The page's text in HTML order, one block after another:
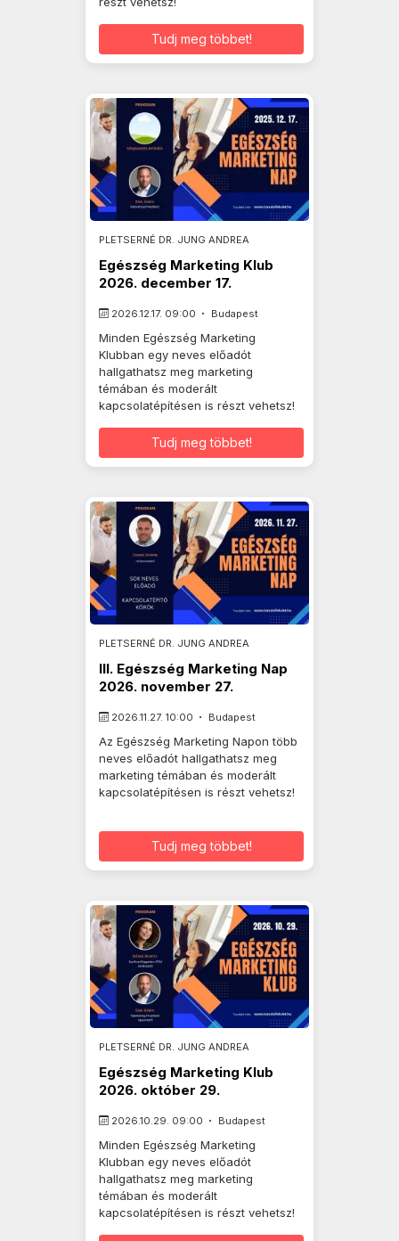
Tudj meg többet!
PLETSERNÉ DR. JUNG ANDREA
Egészség Marketing Klub
2026. december 17.
2026.12.17. 09:00 Budapest
Minden Egészség Marketing
Klubban egy neves előadót
hallgathatsz meg marketing
témában és moderált
kapcsolatépítésen is részt vehetsz!
Tudj meg többet!
PLETSERNÉ DR. JUNG ANDREA
III. Egészség Marketing Nap
2026. november 27.
2026.11.27. 10:00 Budapest
Az Egészség Marketing Napon több
neves előadót hallgathatsz meg
marketing témában és moderált
kapcsolatépítésen is részt vehetsz!
Tudj meg többet!
PLETSERNÉ DR. JUNG ANDREA
Egészség Marketing Klub
2026. október 29.
2026.10.29. 09:00 Budapest
Minden Egészség Marketing
Klubban egy neves előadót
hallgathatsz meg marketing
témában és moderált
kapcsolatépítésen is részt vehetsz!